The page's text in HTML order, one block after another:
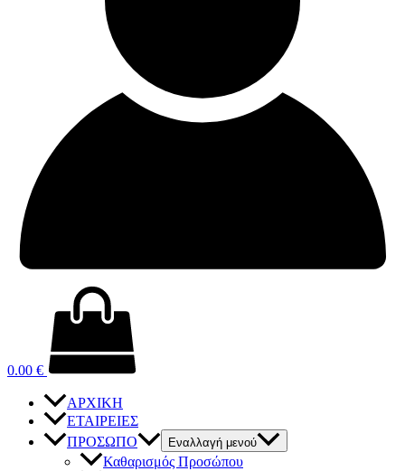
0.00 €
ΑΡΧΙΚΗ
ΕΤΑΙΡΕΙΕΣ
ΠΡΟΣΩΠΟ
Εναλλαγή μενού
Καθαρισμός Προσώπου